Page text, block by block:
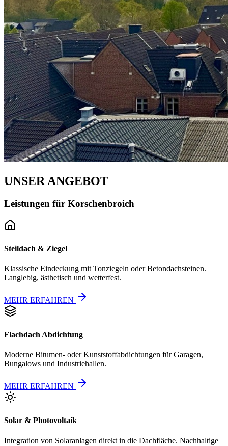
UNSER ANGEBOT
Leistungen für Korschenbroich
Steildach & Ziegel
Klassische Eindeckung mit Tonziegeln oder Betondachsteinen.
Langlebig, ästhetisch und wetterfest.
MEHR ERFAHREN
Flachdach Abdichtung
Moderne Bitumen- oder Kunststoffabdichtungen für Garagen,
Bungalows und Industriehallen.
MEHR ERFAHREN
Solar & Photovoltaik
Integration von Solaranlagen direkt in die Dachfläche. Nachhaltige